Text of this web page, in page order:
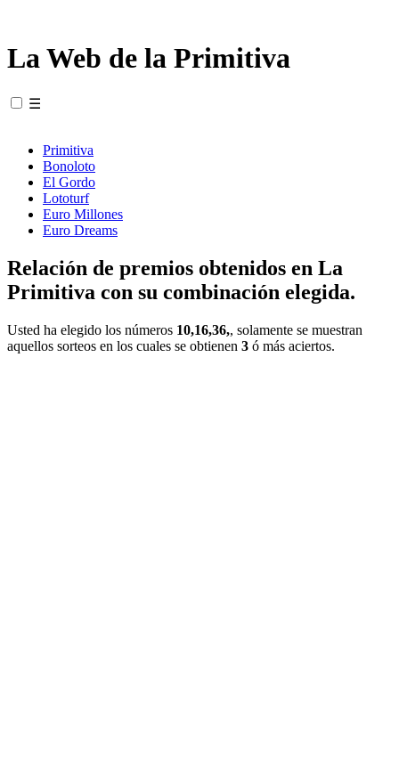
La Web de la Primitiva
☰
Primitiva
Bonoloto
El Gordo
Lototurf
Euro Millones
Euro Dreams
Relación de premios obtenidos en La
Primitiva con su combinación elegida.
Usted ha elegido los números 10,16,36,, solamente se muestran
aquellos sorteos en los cuales se obtienen 3 ó más aciertos.